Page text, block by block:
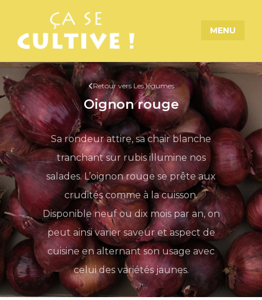
MENU
Retour vers Les légumes
Oignon rouge
Sa rondeur attire, sa chair blanche
tranchant sur rubis illumine nos
salades. L’oignon rouge se prête aux
crudités comme à la cuisson.
Disponible neuf ou dix mois par an, on
peut ainsi varier saveur et aspect de
cuisine en alternant son usage avec
celui des variétés jaunes.